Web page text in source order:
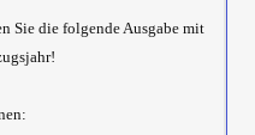
Sie die folgende Ausgabe mit